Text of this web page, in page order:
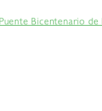
Bicentenario